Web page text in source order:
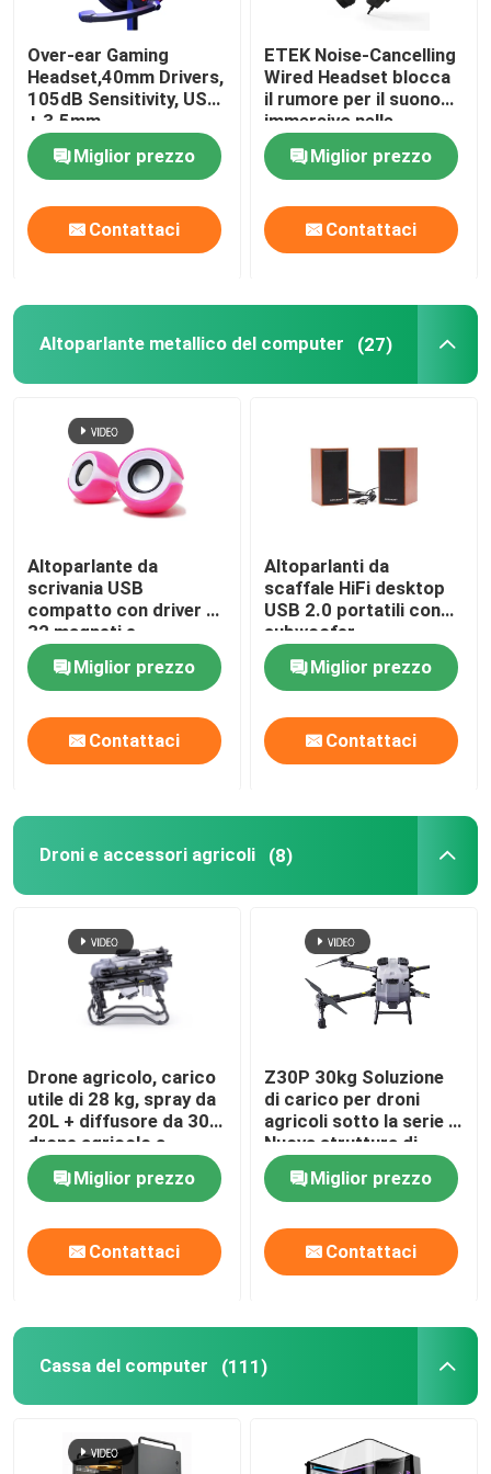
Cavo dati ad alta velocità
Ventilatori portatili
Pistola per massaggi muscolari
Webcam di USB del PC
Alimentatori ATX
Over-ear Gaming
Headset,40mm Drivers,
105dB Sensitivity, USB
+ 3.5mm,
Omnidirectional Mic,
1.8M Cable, 20-20KHz
Frequency
Miglior prezzo
Contattaci
ETEK Noise-Cancelling
Wired Headset blocca
il rumore per il suono
immersivo nelle
riunioni, lavoro o giochi
Miglior prezzo
Contattaci
Altoparlante metallico del computer (27)
Altoparlante da
scrivania USB
compatto con driver a
32 magneti e
alimentazione USB 5V
Plug-and-Play in blu e
rosa
Miglior prezzo
Contattaci
Altoparlanti da
scaffale HiFi desktop
USB 2.0 portatili con
subwoofer
multimediale
Miglior prezzo
Contattaci
Droni e accessori agricoli (8)
Drone agricolo, carico
utile di 28 kg, spray da
20L + diffusore da 30L,
drone agricolo a
doppia modalità
Miglior prezzo
Contattaci
Z30P 30kg Soluzione
di carico per droni
agricoli sotto la serie Z
Nuova struttura di
traliccio e braccia
pieghevoli a forma di Z
Miglior prezzo
Contattaci
Cassa del computer (111)